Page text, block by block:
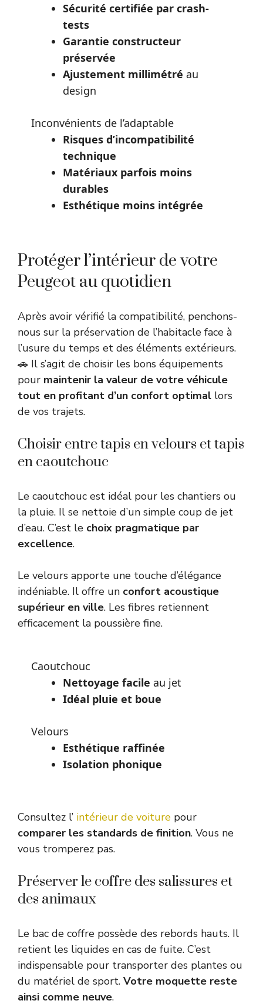
Sécurité certifiée par crash-
tests
Garantie constructeur
préservée
Ajustement millimétré au
design
Inconvénients de l’adaptable
Risques d’incompatibilité
technique
Matériaux parfois moins
durables
Esthétique moins intégrée
Protéger l’intérieur de votre
Peugeot au quotidien
Après avoir vérifié la compatibilité, penchons-
nous sur la préservation de l’habitacle face à
l’usure du temps et des éléments extérieurs.
🚗 Il s’agit de choisir les bons équipements
pour maintenir la valeur de votre véhicule
tout en profitant d’un confort optimal lors
de vos trajets.
Choisir entre tapis en velours et tapis
en caoutchouc
Le caoutchouc est idéal pour les chantiers ou
la pluie. Il se nettoie d’un simple coup de jet
d’eau. C’est le choix pragmatique par
excellence.
Le velours apporte une touche d’élégance
indéniable. Il offre un confort acoustique
supérieur en ville. Les fibres retiennent
efficacement la poussière fine.
Caoutchouc
Nettoyage facile au jet
Idéal pluie et boue
Velours
Esthétique raffinée
Isolation phonique
Consultez l’ intérieur de voiture pour
comparer les standards de finition. Vous ne
vous tromperez pas.
Préserver le coffre des salissures et
des animaux
Le bac de coffre possède des rebords hauts. Il
retient les liquides en cas de fuite. C’est
indispensable pour transporter des plantes ou
du matériel de sport. Votre moquette reste
ainsi comme neuve.